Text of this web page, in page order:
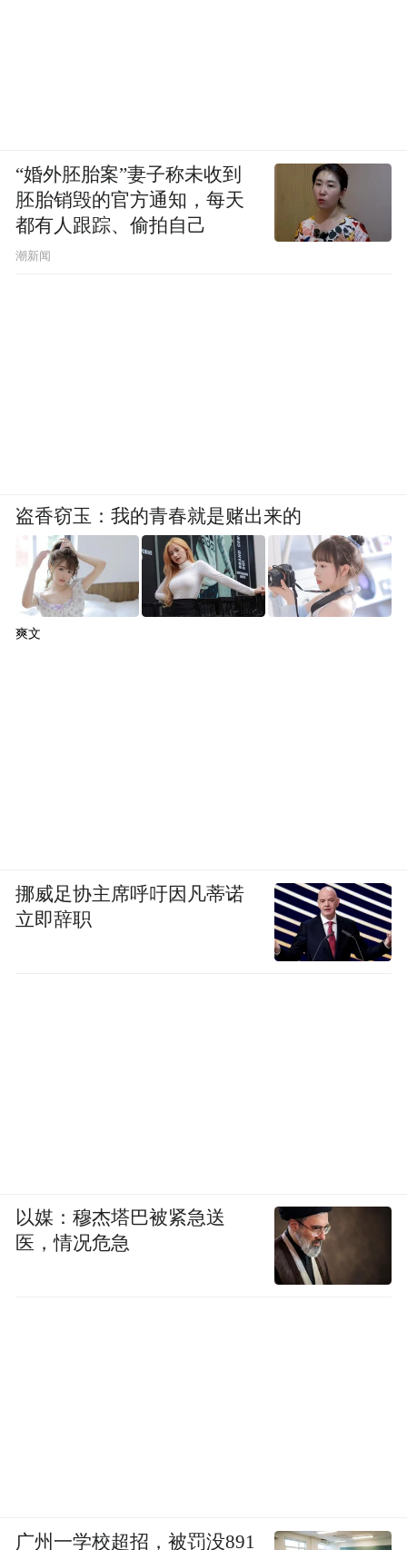
“婚外胚胎案”妻子称未收到
胚胎销毁的官方通知，每天
都有人跟踪、偷拍自己
潮新闻
盗香窃玉：我的青春就是赌出来的
爽文
挪威足协主席呼吁因凡蒂诺
立即辞职
以媒：穆杰塔巴被紧急送
医，情况危急
广州一学校超招，被罚没891